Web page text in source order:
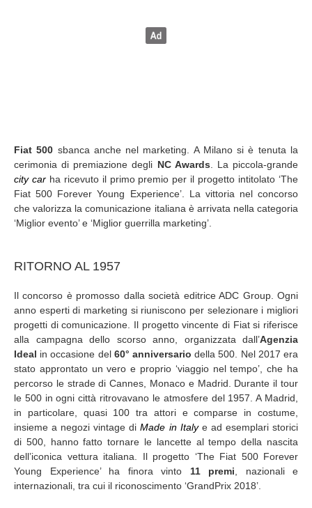
Fiat 500 sbanca anche nel marketing. A Milano si è tenuta la
cerimonia di premiazione degli NC Awards . La piccola-grande
city carha ricevuto il primo premio per il progetto intitolato ‘The
Fiat 500 Forever Young Experience’. La vittoria nel concorso
che valorizza la comunicazione italiana è arrivata nella categoria
‘Miglior evento’ e ‘Miglior guerrilla marketing’.
RITORNO AL 1957
Il concorso è promosso dalla società editrice ADC Group. Ogni
anno esperti di marketing si riuniscono per selezionare i migliori
progetti di comunicazione. Il progetto vincente di Fiat si riferisce
alla campagna dello scorso anno, organizzata dall’Agenzia
Ideal in occasione del 60° anniversariodella 500. Nel 2017 era
stato approntato un vero e proprio ‘viaggio nel tempo’, che ha
percorso le strade di Cannes, Monaco e Madrid. Durante il tour
le 500 in ogni città ritrovavano le atmosfere del 1957. A Madrid,
in particolare, quasi 100 tra attori e comparse in costume,
insieme a negozi vintage diMade in Italye ad esemplari storici
di 500, hanno fatto tornare le lancette al tempo della nascita
dell’iconica vettura italiana. Il progetto ‘The Fiat 500 Forever
Young Experience’ ha finora vinto 11 premi , nazionali e
internazionali, tra cui il riconoscimento ‘GrandPrix 2018’.